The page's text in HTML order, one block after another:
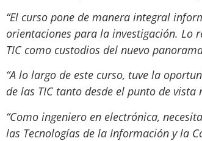
“El curso pone de manera integral
orientaciones para la investigación. Lo
TIC como custodios del nuevo
“A lo largo de este curso, tuve la
de las TIC tanto desde el punto de
“Como ingeniero en electrónica,
las Tecnologías de la Información y la